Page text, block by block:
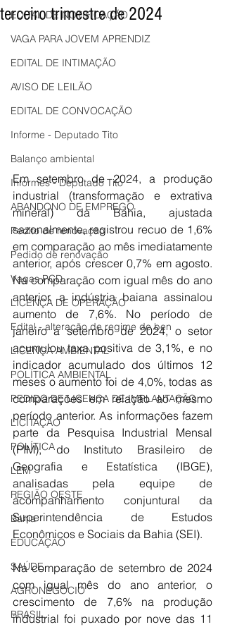
EDITAL DE NOTIFICAÇÃO
VAGA PARA JOVEM APRENDIZ
EDITAL DE INTIMAÇÃO
AVISO DE LEILÃO
EDITAL DE CONVOCAÇÃO
Informe - Deputado Tito
Balanço ambiental
Informes - Deputado Tito
ABANDONO DE EMPREGO
Pedito de renovação
Pedido de renovação
Vagas PCD
LICENÇA DE OPERAÇÃO
Edital - alteração de regime de ben
LICENÇA AMBIENTAL
POLÍTICA AMBIENTAL
PEDIDO DE LICENÇA DE IMPLANTAÇÃO
LICITAÇÃO
POLÍTICA
LEM
REGIÃO OESTE
Bahia
EDUCAÇÃO
SAÚDE
AGRONEGÓCIO
BRASIL
terceiro trimestre de 2024
Em setembro de 2024, a produção
industrial (transformação e extrativa
mineral) da Bahia, ajustada
sazonalmente, registrou recuo de 1,6%
em comparação ao mês imediatamente
anterior, após crescer 0,7% em agosto.
Na comparação com igual mês do ano
anterior, a indústria baiana assinalou
aumento de 7,6%. No período de
janeiro a setembro de 2024, o setor
acumulou taxa positiva de 3,1%, e no
indicador acumulado dos últimos 12
meses o aumento foi de 4,0%, todas as
comparações em relação ao mesmo
período anterior. As informações fazem
parte da Pesquisa Industrial Mensal
(PIM), do Instituto Brasileiro de
Geografia e Estatística (IBGE),
analisadas pela equipe de
acompanhamento conjuntural da
Superintendência de Estudos
Econômicos e Sociais da Bahia (SEI).
Na comparação de setembro de 2024
com igual mês do ano anterior, o
crescimento de 7,6% na produção
industrial foi puxado por nove das 11